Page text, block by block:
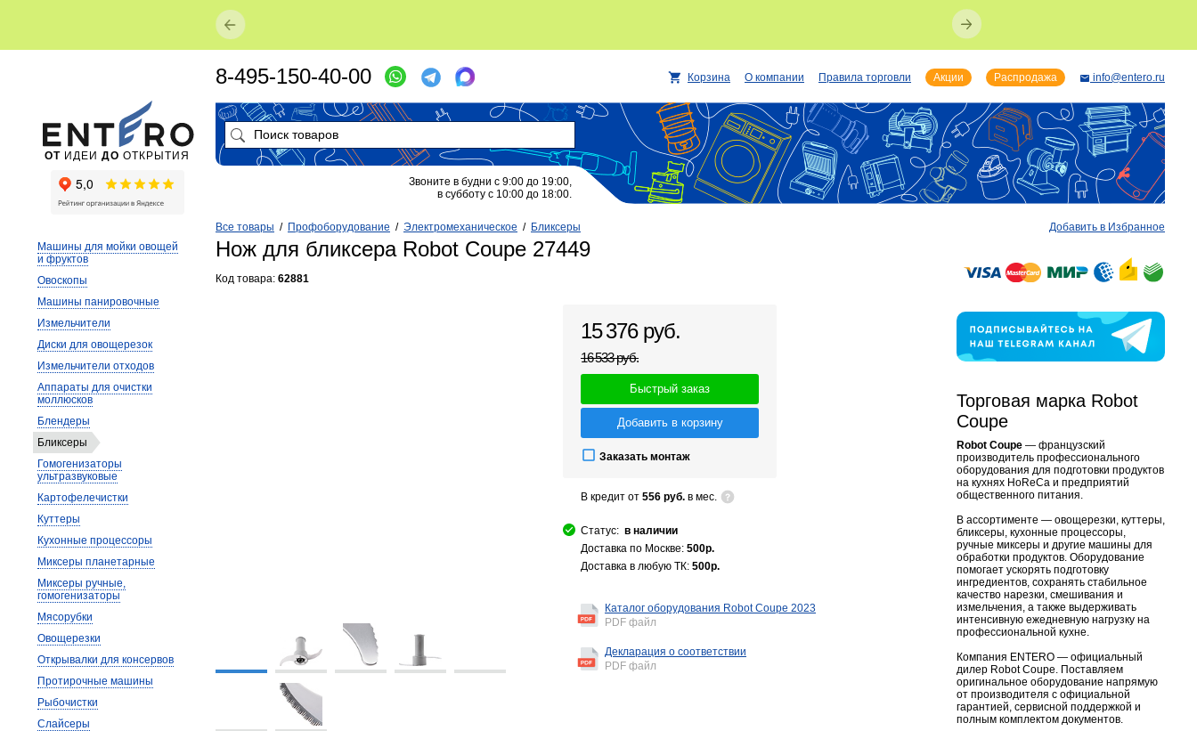
Все товары / Профоборудование / Электромеханическое / Бликсеры
Нож для бликсера Robot Coupe 27449
Код товара: 62881
15 376 руб.
16 533 руб.
Быстрый заказ
Добавить в корзину
Заказать монтаж
В кредит от 556 руб. в мес.
Статус: в наличии
Доставка по Москве: 500р.
Доставка в любую ТК: 500р.
Каталог оборудования Robot Coupe 2023
PDF файл
Декларация о соответствии
PDF файл
Добавить в Избранное
Торговая марка Robot
Coupe
Robot Coupe — французский
производитель профессионального
оборудования для подготовки продуктов
на кухнях HoReCa и предприятий
общественного питания.
В ассортименте — овощерезки, куттеры,
бликсеры, кухонные процессоры,
ручные миксеры и другие машины для
обработки продуктов. Оборудование
помогает ускорять подготовку
ингредиентов, сохранять стабильное
качество нарезки, смешивания и
измельчения, а также выдерживать
интенсивную ежедневную нагрузку на
профессиональной кухне.
Компания ENTERO — официальный
дилер Robot Coupe. Поставляем
оригинальное оборудование напрямую
от производителя с официальной
гарантией, сервисной поддержкой и
полным комплектом документов.
Машины для мойки овощей
и фруктов
Овоскопы
Машины панировочные
Измельчители
Диски для овощерезок
Измельчители отходов
Аппараты для очистки
моллюсков
Блендеры
Бликсеры
Гомогенизаторы
ультразвуковые
Картофелечистки
Куттеры
Кухонные процессоры
Миксеры планетарные
Миксеры ручные,
гомогенизаторы
Мясорубки
Овощерезки
Открывалки для консервов
Протирочные машины
Рыбочистки
Слайсеры
ОТ ИДЕИ ДО ОТКРЫТИЯ
8-495-150-40-00 Корзина О компании Правила торговли Акции Распродажа info@entero.ru
Звоните в будни с 9:00 до 19:00,
в субботу с 10:00 до 18:00.